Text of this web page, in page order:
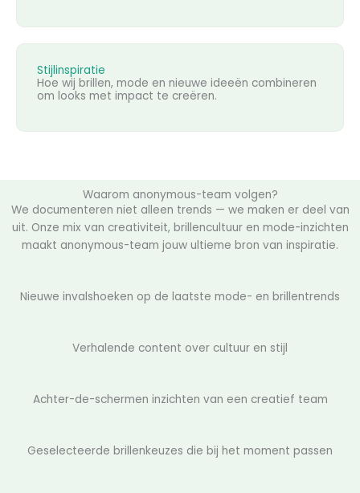
Stijlinspiratie
Hoe wij brillen, mode en nieuwe ideeën combineren
om looks met impact te creëren.
Waarom anonymous-team volgen?
We documenteren niet alleen trends — we maken er deel van
uit. Onze mix van creativiteit, brillencultuur en mode-inzichten
maakt anonymous-team jouw ultieme bron van inspiratie.
Nieuwe invalshoeken op de laatste mode- en brillentrends
Verhalende content over cultuur en stijl
Achter-de-schermen inzichten van een creatief team
Geselecteerde brillenkeuzes die bij het moment passen